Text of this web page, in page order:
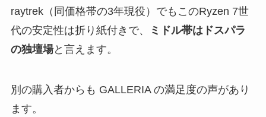
raytrek（同価格帯の3年現役）でもこのRyzen 7世
代の安定性は折り紙付きで、
ミドル帯はドスパラ
の独壇場と言えます。
別の購入者からも GALLERIA の満足度の声があり
ます。